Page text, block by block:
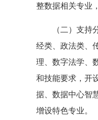
整数据相关专业
（二）支
经类、政法类、
理、数字法学、
和技能要求，开
据、数据中心智
增设特色专业。